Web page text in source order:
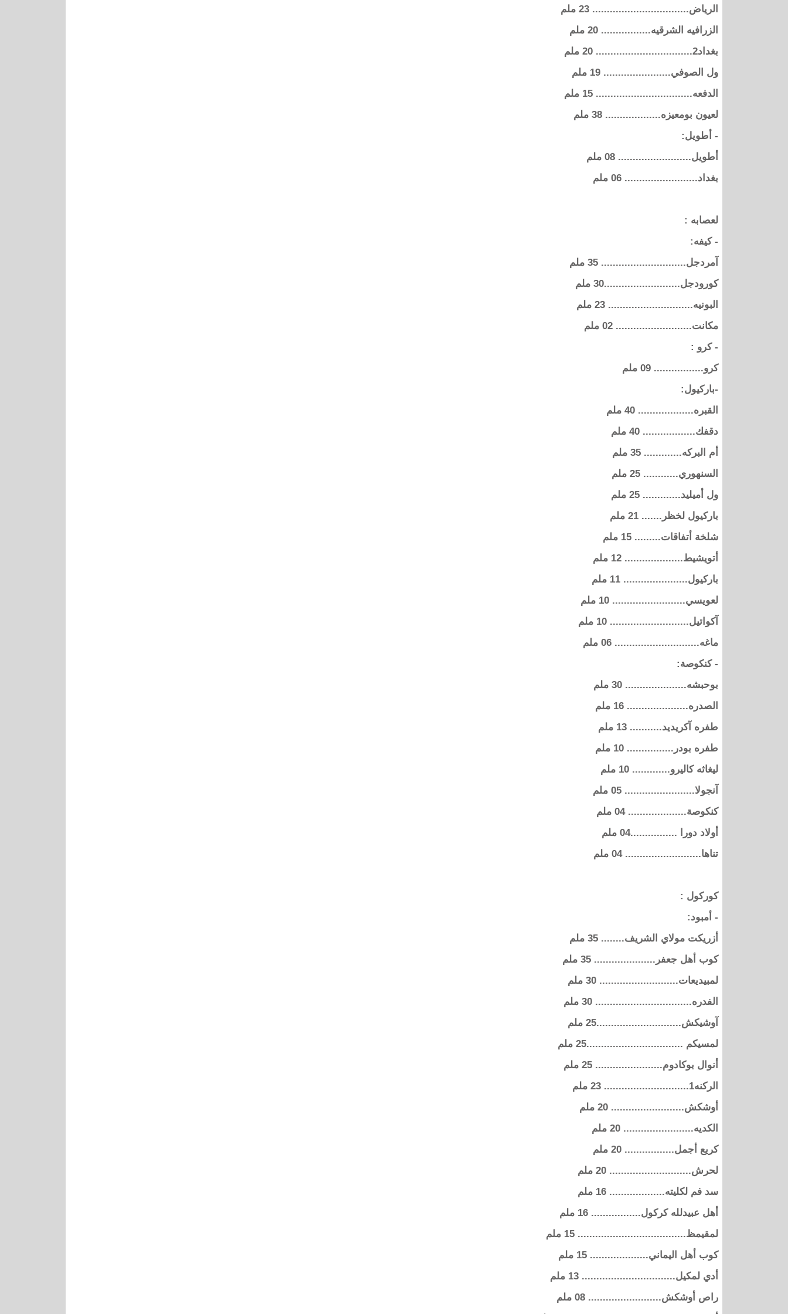
الرياض................................. 23 ملم
الزرافيه الشرقيه................. 20 ملم
بغداد2................................. 20 ملم
ول الصوفي....................... 19 ملم
الدفعه................................. 15 ملم
لعيون بومعيزه................... 38 ملم
- أطويل:
أطويل......................... 08 ملم
بغداد......................... 06 ملم
لعصابه :
- كيفه:
آمردجل............................. 35 ملم
كورودجل..........................30 ملم
البونيه............................. 23 ملم
مكانت.......................... 02 ملم
- كرو :
كرو................. 09 ملم
-باركيول:
القبره................... 40 ملم
دقفك.................. 40 ملم
أم البركه............. 35 ملم
السنهوري............ 25 ملم
ول أميليد............. 25 ملم
باركيول لخظر....... 21 ملم
شلخة أتفاقات......... 15 ملم
أتويشيط.................... 12 ملم
باركيول...................... 11 ملم
لعويسي......................... 10 ملم
آكواتيل........................... 10 ملم
ماغه............................. 06 ملم
- كنكوصة:
بوحبشه..................... 30 ملم
الصدره..................... 16 ملم
طفره آكريديد........... 13 ملم
طفره بودر................ 10 ملم
ليغاثه كاليرو............. 10 ملم
آنجولا........................ 05 ملم
كنكوصة.................... 04 ملم
أولاد دورا ................04 ملم
تناها.......................... 04 ملم
كوركول :
- أمبود:
أزريكت مولاي الشريف........ 35 ملم
كوب أهل جعفر..................... 35 ملم
لمبيديعات........................... 30 ملم
الفدره................................. 30 ملم
آوشيكش.............................25 ملم
لمسيكم .................................25 ملم
أنوال بوكادوم....................... 25 ملم
الركنه1............................. 23 ملم
أوشكش......................... 20 ملم
الكديه........................ 20 ملم
كريع أجمل................. 20 ملم
لحرش............................ 20 ملم
سد فم لكليته................... 16 ملم
أهل عبيدلله كركول................. 16 ملم
لمقيمظ..................................... 15 ملم
كوب أهل اليماني.................... 15 ملم
أدي لمكيل................................ 13 ملم
راص أوشكش......................... 08 ملم